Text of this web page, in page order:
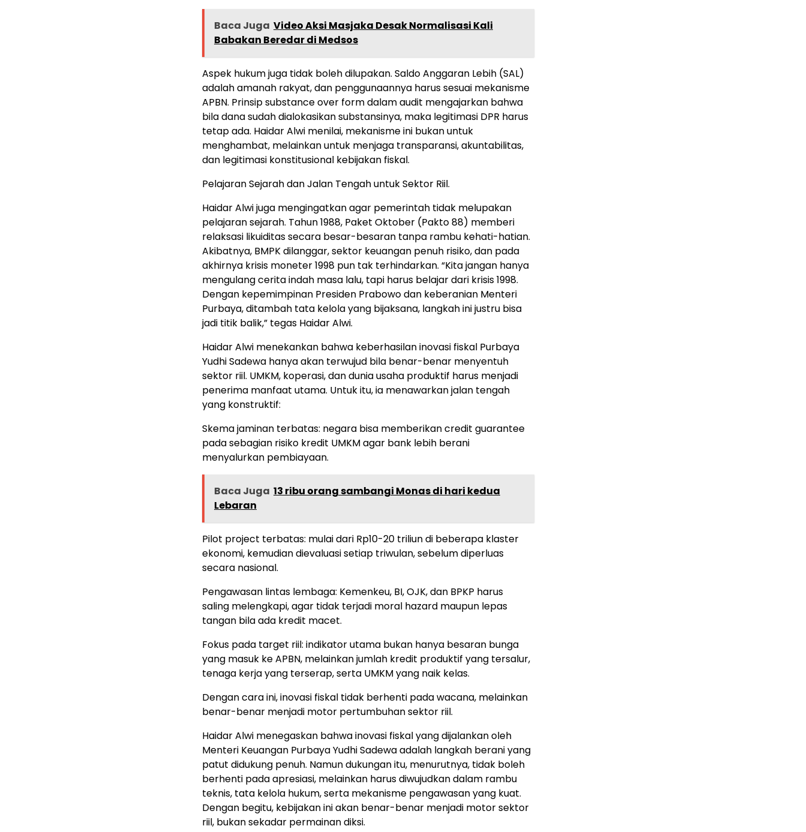
Baca Juga Video Aksi Masjaka Desak Normalisasi Kali
Babakan Beredar di Medsos
Aspek hukum juga tidak boleh dilupakan. Saldo Anggaran Lebih (SAL)
adalah amanah rakyat, dan penggunaannya harus sesuai mekanisme
APBN. Prinsip substance over form dalam audit mengajarkan bahwa
bila dana sudah dialokasikan substansinya, maka legitimasi DPR harus
tetap ada. Haidar Alwi menilai, mekanisme ini bukan untuk
menghambat, melainkan untuk menjaga transparansi, akuntabilitas,
dan legitimasi konstitusional kebijakan fiskal.
Pelajaran Sejarah dan Jalan Tengah untuk Sektor Riil.
Haidar Alwi juga mengingatkan agar pemerintah tidak melupakan
pelajaran sejarah. Tahun 1988, Paket Oktober (Pakto 88) memberi
relaksasi likuiditas secara besar-besaran tanpa rambu kehati-hatian.
Akibatnya, BMPK dilanggar, sektor keuangan penuh risiko, dan pada
akhirnya krisis moneter 1998 pun tak terhindarkan. “Kita jangan hanya
mengulang cerita indah masa lalu, tapi harus belajar dari krisis 1998.
Dengan kepemimpinan Presiden Prabowo dan keberanian Menteri
Purbaya, ditambah tata kelola yang bijaksana, langkah ini justru bisa
jadi titik balik,” tegas Haidar Alwi.
Haidar Alwi menekankan bahwa keberhasilan inovasi fiskal Purbaya
Yudhi Sadewa hanya akan terwujud bila benar-benar menyentuh
sektor riil. UMKM, koperasi, dan dunia usaha produktif harus menjadi
penerima manfaat utama. Untuk itu, ia menawarkan jalan tengah
yang konstruktif:
Skema jaminan terbatas: negara bisa memberikan credit guarantee
pada sebagian risiko kredit UMKM agar bank lebih berani
menyalurkan pembiayaan.
Baca Juga 13 ribu orang sambangi Monas di hari kedua
Lebaran
Pilot project terbatas: mulai dari Rp10-20 triliun di beberapa klaster
ekonomi, kemudian dievaluasi setiap triwulan, sebelum diperluas
secara nasional.
Pengawasan lintas lembaga: Kemenkeu, BI, OJK, dan BPKP harus
saling melengkapi, agar tidak terjadi moral hazard maupun lepas
tangan bila ada kredit macet.
Fokus pada target riil: indikator utama bukan hanya besaran bunga
yang masuk ke APBN, melainkan jumlah kredit produktif yang tersalur,
tenaga kerja yang terserap, serta UMKM yang naik kelas.
Dengan cara ini, inovasi fiskal tidak berhenti pada wacana, melainkan
benar-benar menjadi motor pertumbuhan sektor riil.
Haidar Alwi menegaskan bahwa inovasi fiskal yang dijalankan oleh
Menteri Keuangan Purbaya Yudhi Sadewa adalah langkah berani yang
patut didukung penuh. Namun dukungan itu, menurutnya, tidak boleh
berhenti pada apresiasi, melainkan harus diwujudkan dalam rambu
teknis, tata kelola hukum, serta mekanisme pengawasan yang kuat.
Dengan begitu, kebijakan ini akan benar-benar menjadi motor sektor
riil, bukan sekadar permainan diksi.